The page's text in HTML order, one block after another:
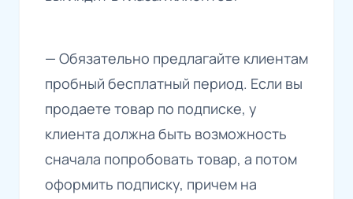
— Обязательно предлагайте клиентам
пробный бесплатный период. Если вы
продаете товар по подписке, у
клиента должна быть возможность
сначала попробовать товар, а потом
оформить подписку, причем на